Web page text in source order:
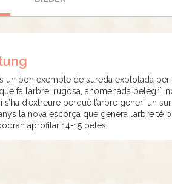
un bon exemple de sureda explotada
fa l’arbre, rugosa, anomenada pelegrí,
s’ha d’extreure perquè l’arbre generi un
la nova escorça que genera l’arbre
aprofitar 14-15 peles